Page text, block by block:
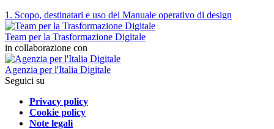
1. Scopo, destinatari e uso del Manuale operativo di design
Team per la Trasformazione Digitale
in collaborazione con
Agenzia per l'Italia Digitale
Seguici su
Privacy policy
Cookie policy
Note legali